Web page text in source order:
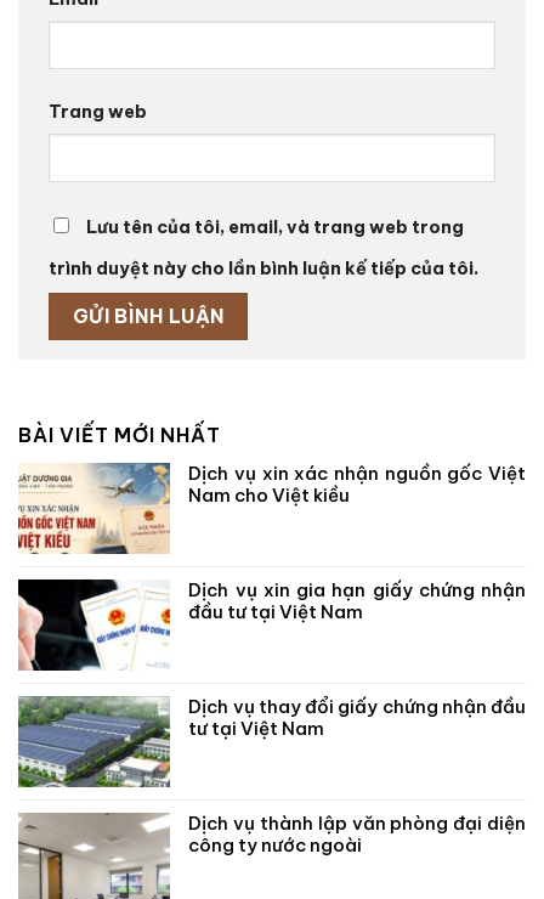
Trang web
Lưu tên của tôi, email, và trang web trong
trình duyệt này cho lần bình luận kế tiếp của tôi.
BÀI VIẾT MỚI NHẤT
Dịch vụ xin xác nhận nguồn gốc Việt
Nam cho Việt kiều
Dịch vụ xin gia hạn giấy chứng nhận
đầu tư tại Việt Nam
Dịch vụ thay đổi giấy chứng nhận đầu
tư tại Việt Nam
Dịch vụ thành lập văn phòng đại diện
công ty nước ngoài